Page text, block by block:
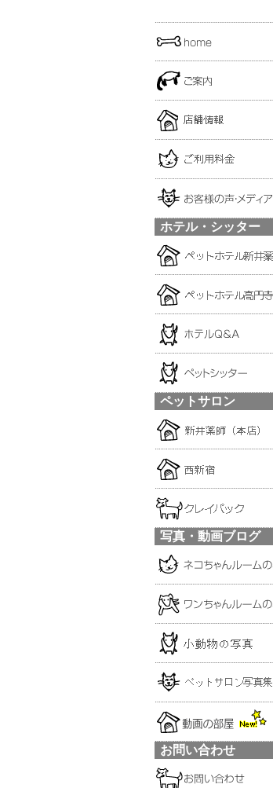
ホテル・シッター
ペットサロン
写真・動画ブログ
お問い合わせ